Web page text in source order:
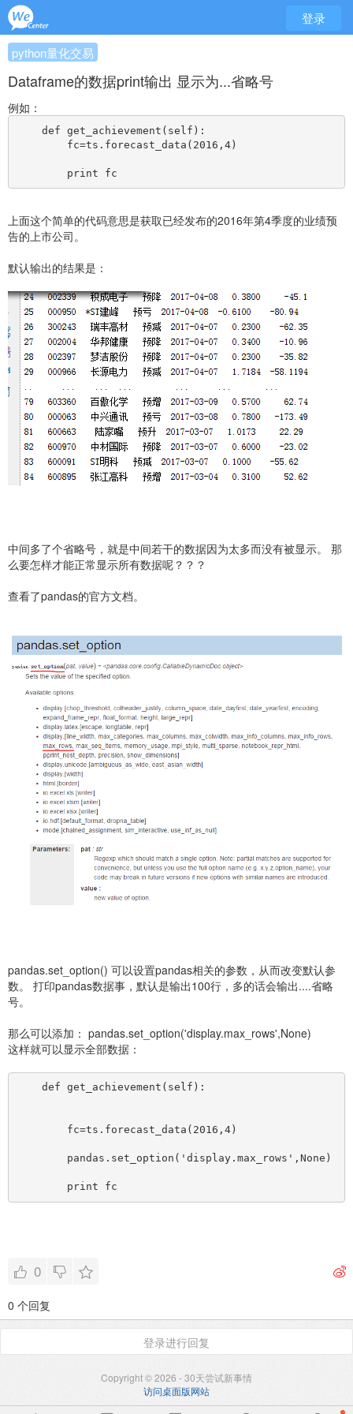
登录
python量化交易
Dataframe的数据print输出 显示为...省略号
例如：
    def get_achievement(self):
        fc=ts.forecast_data(2016,4)
        print fc
上面这个简单的代码意思是获取已经发布的2016年第4季度的业绩预
告的上市公司。
默认输出的结果是：
中间多了个省略号，就是中间若干的数据因为太多而没有被显示。 那
么要怎样才能正常显示所有数据呢？？？
查看了pandas的官方文档。
pandas.set_option() 可以设置pandas相关的参数，从而改变默认参
数。 打印pandas数据事，默认是输出100行，多的话会输出....省略
号。
那么可以添加： pandas.set_option('display.max_rows',None)
这样就可以显示全部数据：
    def get_achievement(self):
        fc=ts.forecast_data(2016,4)
        pandas.set_option('display.max_rows',None)
        print fc
0
0 个回复
登录进行回复
Copyright © 2026 - 30天尝试新事情
访问桌面版网站